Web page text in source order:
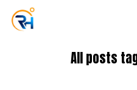
All posts